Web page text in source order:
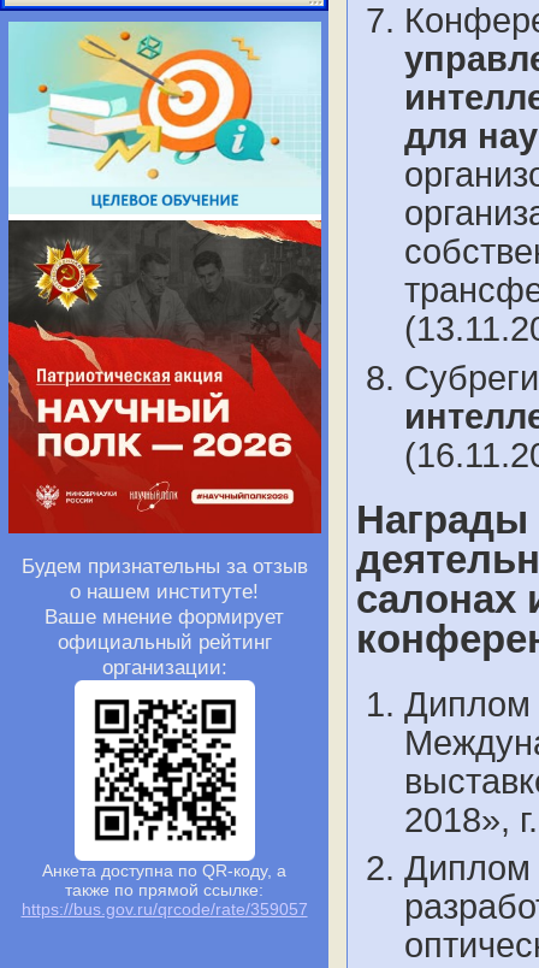
Будем признательны за отзыв
о нашем институте!
Ваше мнение формирует
официальный рейтинг
организации:
Анкета доступна по QR-коду, а
также по прямой ссылке:
https://bus.gov.ru/qrcode/rate/359057
для
Награды
салонах
Диплом
2018»,
Диплом